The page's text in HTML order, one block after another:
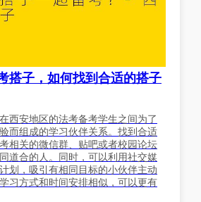
搭子，如何找到合适的搭子
西安地区的法考备考学生之间为了
而组成的学习伙伴关系。找到合适
相关的微信群、贴吧或者校园论坛
道合的人。同时，可以利用社交媒
划，吸引有相同目标的小伙伴主动
习方式和时间安排相似，可以更有